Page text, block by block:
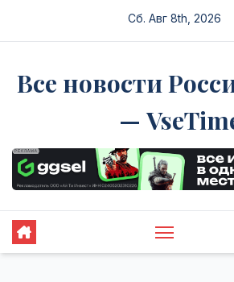
Сб. Авг 8th, 2026
Все новости
—